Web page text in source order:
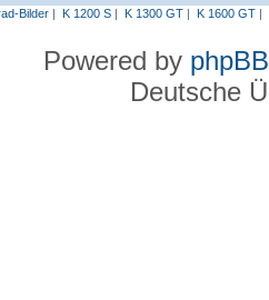
Bilder| K 1200 S| K 1300 GT| K 1600 GT|
Powered by phpBB
Deutsche